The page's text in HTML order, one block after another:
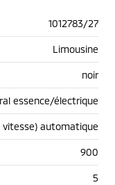
1012783/27
Limousine
noir
essence/électrique
vitesse) automatique
900
5